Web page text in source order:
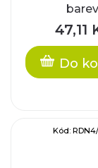
barev
47,11
Do
Kód: